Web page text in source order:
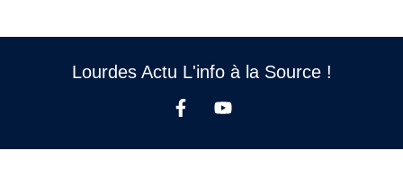
Lourdes Actu L'info à la Source !